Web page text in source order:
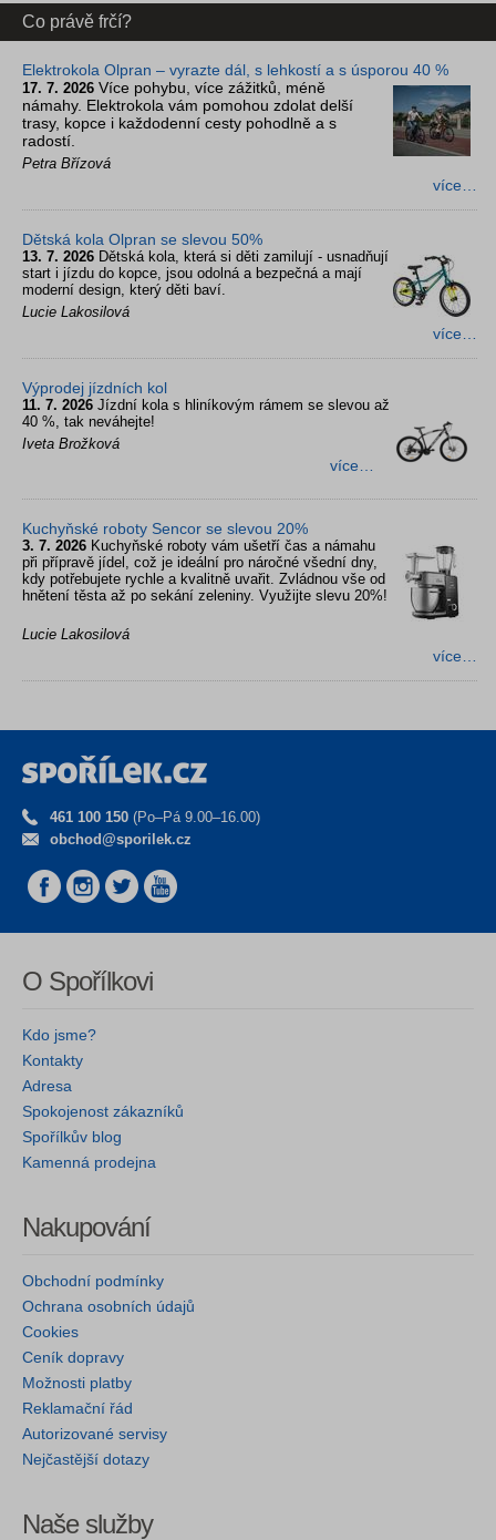
Co právě frčí?
Elektrokola Olpran – vyrazte dál, s lehkostí a s úsporou 40 %
17. 7. 2026 Více pohybu, více zážitků, méně
námahy. Elektrokola vám pomohou zdolat delší
trasy, kopce i každodenní cesty pohodlně a s
radostí.
Petra Břízová
více…
Dětská kola Olpran se slevou 50%
13. 7. 2026 Dětská kola, která si děti zamilují - usnadňují
start i jízdu do kopce, jsou odolná a bezpečná a mají
moderní design, který děti baví.
Lucie Lakosilová
více…
Výprodej jízdních kol
11. 7. 2026 Jízdní kola s hliníkovým rámem se slevou až
40 %, tak neváhejte!
Iveta Brožková
více…
Kuchyňské roboty Sencor se slevou 20%
3. 7. 2026 Kuchyňské roboty vám ušetří čas a námahu
při přípravě jídel, což je ideální pro náročné všední dny,
kdy potřebujete rychle a kvalitně uvařit. Zvládnou vše od
hnětení těsta až po sekání zeleniny. Využijte slevu 20%!
Lucie Lakosilová
více…
461 100 150 (Po–Pá 9.00–16.00)
obchod@sporilek.cz
O Spořílkovi
Kdo jsme?
Kontakty
Adresa
Spokojenost zákazníků
Spořílkův blog
Kamenná prodejna
Nakupování
Obchodní podmínky
Ochrana osobních údajů
Cookies
Ceník dopravy
Možnosti platby
Reklamační řád
Autorizované servisy
Nejčastější dotazy
Naše služby